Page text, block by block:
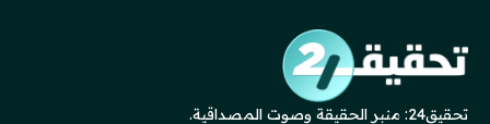
تحقيق24: منبر الحقيقة وصوت المصداقية.